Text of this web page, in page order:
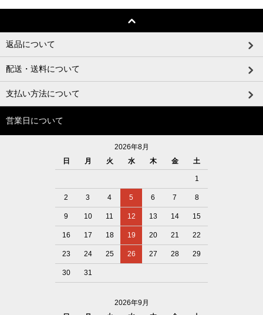
返品について
配送・送料について
支払い方法について
営業日について
2026年8月
日
月 火 水 木 金 土
1
2 3 4 5 6 7 8
9 10 11 12 13 14 15
16 17 18 19 20 21 22
23 24 25 26 27 28 29
30 31
2026年9月